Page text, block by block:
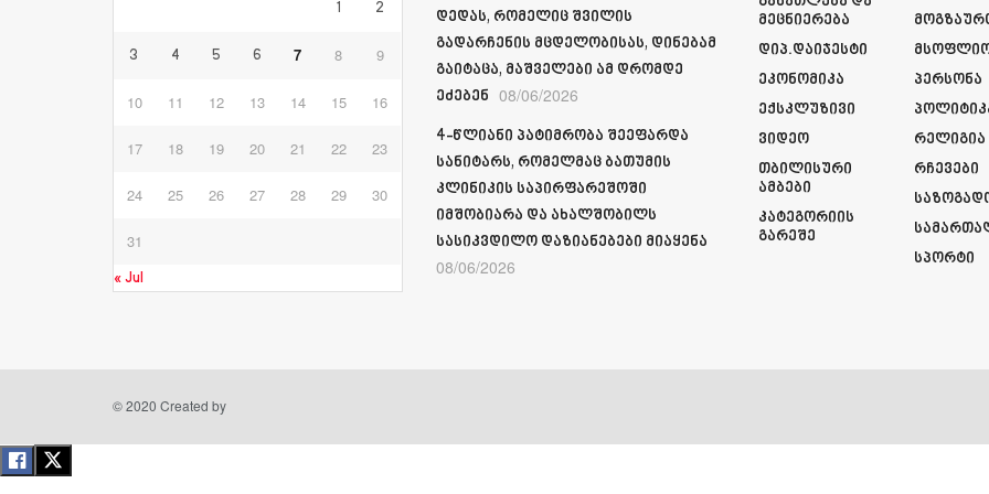
1 2
3 4 5 6 7 8 9
10 11 12 13 14 15 16
17 18 19 20 21 22 23
24 25 26 27 28 29 30
31
« Jul
დედას, რომელიც შვილის
გადარჩენის მცდელობისას, დინებამ
გაიტაცა, მაშველები ამ დრომდე
ეძებენ 08/06/2026
4-წლიანი პატიმრობა შეეფარდა
სანიტარს, რომელმაც ბათუმის
კლინიკის საპირფარეშოში
იმშობიარა და ახალშობილს
სასიკვდილო დაზიანებები მიაყენა
08/06/2026
Მეცნიერება
Დიპ.დაიჯესტი
Ეკონომიკა
Ექსკლუზივი
Ვიდეო
Თბილისური
Ამბები
Კატეგორიის
Გარეშე
Პერსონა
Რელიგია
Რჩევები
Სპორტი
© 2020 Created by